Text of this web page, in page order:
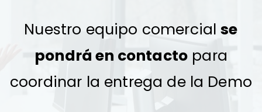
Nuestro equipo comercialse
pondrá en contacto para
coordinar la entrega de la Demo